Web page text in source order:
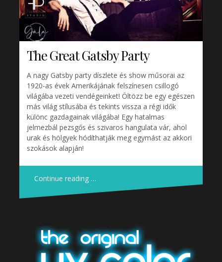
The Great Gatsby Party
A nagy Gatsby party díszlete és show műsorai az
1920-as évek Amerikájának felszínesen csillogó
világába vezeti vendégeinket! Öltözz be egy egészen
más világ stílusába és tekints vissza a régi idők
különc gazdagainak világába! Egy hatalmas
jelmezbál pezsgős és szivaros hangulata vár, ahol
urak és hölgyek hódíthatják meg egymást az akkori
szokások alapján!
Continue reading …